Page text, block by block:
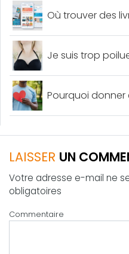
Où trouver des
Je suis trop
Pourquoi donner
LAISSER UN
Votre adresse e-mail ne
obligatoires
Commentaire